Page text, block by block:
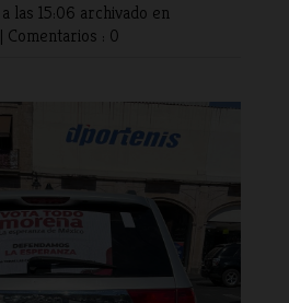
a las 15:06 archivado en
| Comentarios : 0